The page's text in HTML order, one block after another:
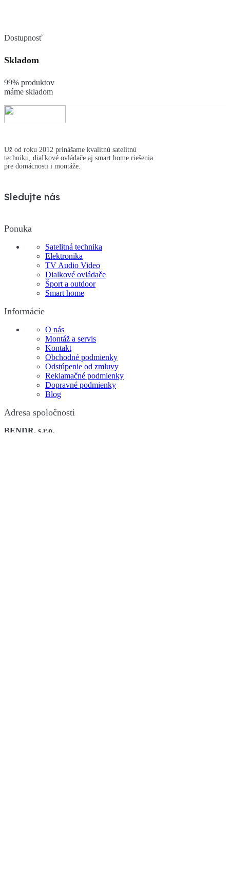
Dostupnosť
Skladom
99% produktov
máme skladom
Už od roku 2012 prinášame kvalitnú satelitnú
techniku, diaľkové ovládače aj smart home riešenia
pre domácnosti i montáže.
Sledujte nás
Ponuka
Satelitná technika
Elektronika
TV Audio Video
Dialkové ovládače
Šport a outdoor
Smart home
Informácie
O nás
Montáž a servis
Kontakt
Obchodné podmienky
Odstúpenie od zmluvy
Reklamačné podmienky
Dopravné podmienky
Blog
Adresa spoločnosti
BENDR, s.r.o.